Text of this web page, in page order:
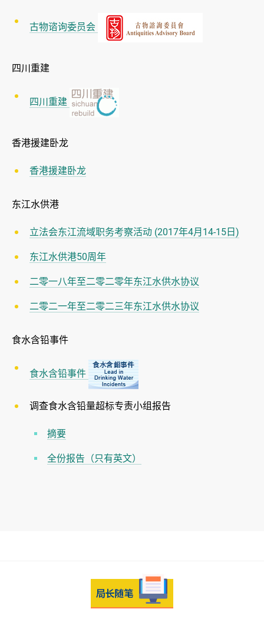
古物谘询委员会
四川重建
四川重建
香港援建卧龙
香港援建卧龙
东江水供港
立法会东江流域职务考察活动 (2017年4月14-15日)
东江水供港50周年
二零一八年至二零二零年东江水供水协议
二零二一年至二零二三年东江水供水协议
食水含铅事件
食水含铅事件
调查食水含铅量超标专责小组报告
摘要
全份报告（只有英文）